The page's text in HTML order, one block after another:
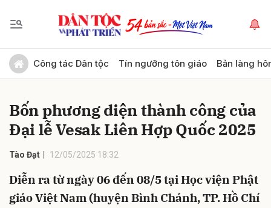
Công tác Dân tộc Tín ngưỡng tôn giáo Bản làng
Bốn phương diện thành công của
Đại lễ Vesak Liên Hợp Quốc 2025
Tào Đạt 12/05/2025 18:32
Diễn ra từ ngày 06 đến 08/5 tại Học viện Phật
giáo Việt Nam (huyện Bình Chánh, TP. Hồ Chí
Gửi bình luận
Hủy Gửi